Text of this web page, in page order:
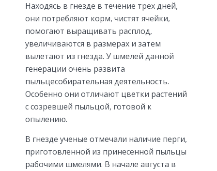
Находясь в гнезде в течение трех дней,
они потребляют корм, чистят ячейки,
помогают выращивать расплод,
увеличиваются в размерах и затем
вылетают из гнезда. У шмелей данной
генерации очень развита
пыльцесобирательная деятельность.
Особенно они отличают цветки растений
с созревшей пыльцой, готовой к
опылению.
В гнезде ученые отмечали наличие перги,
приготовленной из принесенной пыльцы
рабочими шмелями. В начале августа в